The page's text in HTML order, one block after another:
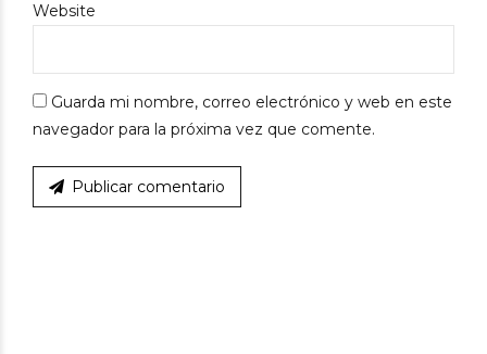
Website
Guarda mi nombre, correo electrónico y web en este
navegador para la próxima vez que comente.
Publicar comentario